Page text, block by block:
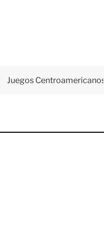
Juegos Centroamericanos